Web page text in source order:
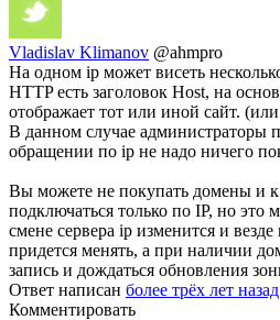
Vladislav Klimanov @ahmpro
На одном ip может висеть
HTTP есть заголовок Host, на
отображает тот или иной сайт.
В данном случае администраторы
обращении по ip не надо ничего
Вы можете не покупать домены и
подключаться только по IP, но это
смене сервера ip изменится и
придется менять, а при наличии
запись и дождаться обновления
Ответ написан более трёх лет назад
Комментировать